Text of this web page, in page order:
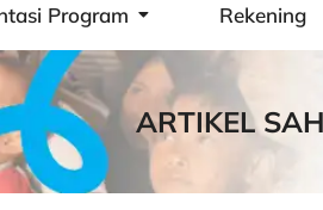
Program Rekening
ARTIKEL